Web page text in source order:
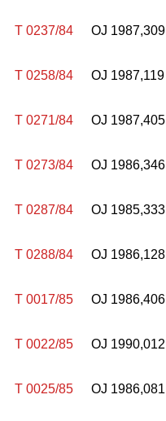
T 0237/84 OJ 1987,309
T 0258/84 OJ 1987,119
T 0271/84 OJ 1987,405
T 0273/84 OJ 1986,346
T 0287/84 OJ 1985,333
T 0288/84 OJ 1986,128
T 0017/85 OJ 1986,406
T 0022/85 OJ 1990,012
T 0025/85 OJ 1986,081